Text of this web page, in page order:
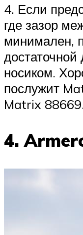
4. Если
где зазор
минимален,
носиком.
послужит
Matrix
4.